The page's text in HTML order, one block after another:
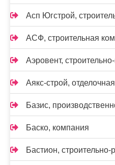
Асп Югстрой,
АСФ, строительная
Аэровент,
Аякс-строй,
Базис,
Баско, компания
Бастион,